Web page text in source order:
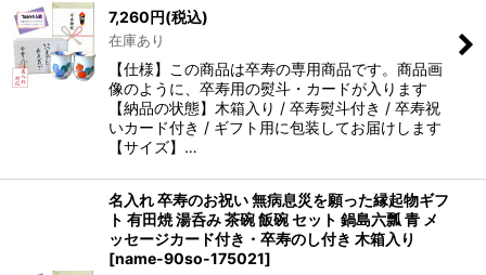
7,260円(税込)
在庫あり
【仕様】この商品は卒寿の専用商品です。商品画
像のように、卒寿用の熨斗・カードが入ります
【納品の状態】木箱入り / 卒寿熨斗付き / 卒寿祝
いカード付き / ギフト用に包装してお届けします
【サイズ】…
名入れ 卒寿のお祝い 無病息災を願った縁起物ギフ
ト 有田焼 湯呑み 茶碗 飯碗 セット 鍋島六瓢 青 メ
ッセージカード付き・卒寿のし付き 木箱入り
[name-90so-175021]